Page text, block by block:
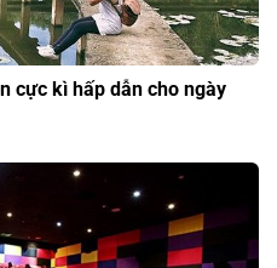
cực kì hấp dẫn cho ngày